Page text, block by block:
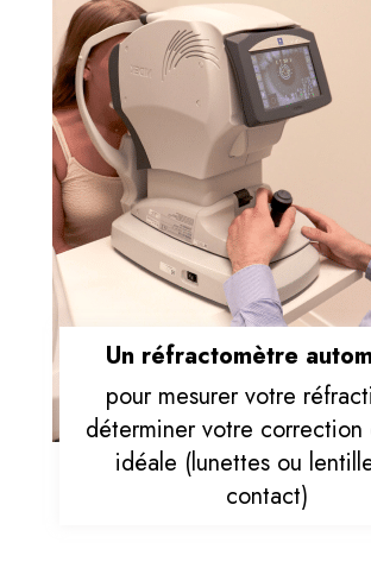
Un réfractomètre
pour mesurer votre
déterminer votre
idéale (lunettes ou
contact)